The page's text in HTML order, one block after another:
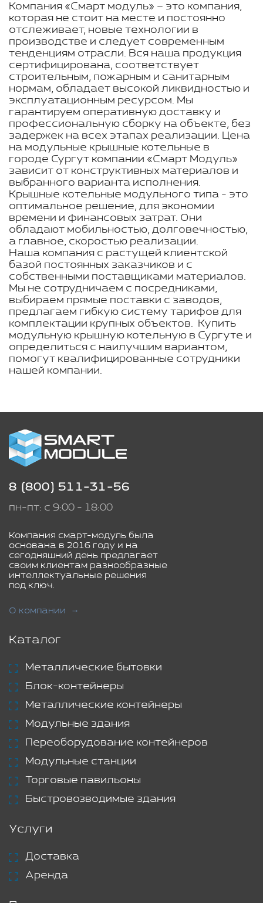
Компания «Смарт модуль» – это компания,
которая не стоит на месте и постоянно
отслеживает, новые технологии в
производстве и следует современным
тенденциям отрасли. Вся наша продукция
сертифицирована, соответствует
строительным, пожарным и санитарным
нормам, обладает высокой ликвидностью и
эксплуатационным ресурсом. Мы
гарантируем оперативную доставку и
профессиональную сборку на объекте, без
задержек на всех этапах реализации. Цена
на модульные крышные котельные в
городе Сургут компании «Смарт Модуль»
зависит от конструктивных материалов и
выбранного варианта исполнения.
Крышные котельные модульного типа - это
оптимальное решение, для экономии
времени и финансовых затрат. Они
обладают мобильностью, долговечностью,
а главное, скоростью реализации.
Наша компания с растущей клиентской
базой постоянных заказчиков и с
собственными поставщиками материалов.
Мы не сотрудничаем с посредниками,
выбираем прямые поставки с заводов,
предлагаем гибкую систему тарифов для
комплектации крупных объектов. Купить
модульную крышную котельную в Сургуте и
определиться с наилучшим вариантом,
помогут квалифицированные сотрудники
нашей компании.
8 (800) 511-31-56
пн-пт: с 9:00 - 18:00
Компания смарт-модуль была
основана в 2016 году и на
сегодняшний день предлагает
своим клиентам разнообразные
интеллектуальные решения
под ключ.
О компании
Каталог
Металлические бытовки
Блок-контейнеры
Металлические контейнеры
Модульные здания
Переоборудование контейнеров
Модульные станции
Торговые павильоны
Быстровозводимые здания
Услуги
Доставка
Аренда